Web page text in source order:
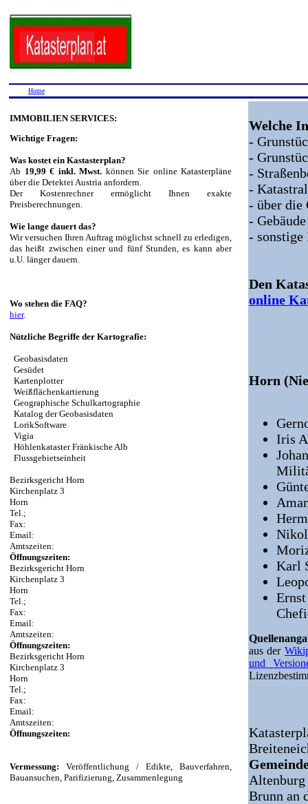
Home
IMMOBILIEN SERVICES:
Wichtige Fragen:
Was kostet ein Kastasterplan?
Ab 19,99 € inkl. Mwst. können Sie online Katasterpläne
über die Detektei Austria anfordern.
Der Kostenrechner ermöglicht Ihnen exakte
Preisberechnungen.
Wie lange dauert das?
Wir versuchen Ihren Auftrag möglichst schnell zu erledigen,
das heißt zwischen einer und fünf Stunden, es kann aber
u.U. länger dauern.
Wo stehen die FAQ?
hier.
Nützliche Begriffe der Kartografie:
Geobasisdaten
Gesüdet
Kartenplotter
Weißflächenkartierung
Geographische Schulkartographie
Katalog der Geobasisdaten
LorikSoftware
Vigia
Höhlenkataster Fränkische Alb
Flussgebietseinheit
Bezirksgericht Horn
Kirchenplatz 3
Horn
Tel.;
Fax:
Email:
Amtszeiten:
Öffnungszeiten:
Bezirksgericht Horn
Kirchenplatz 3
Horn
Tel.;
Fax:
Email:
Amtszeiten:
Öffnungszeiten:
Bezirksgericht Horn
Kirchenplatz 3
Horn
Tel.;
Fax:
Email:
Amtszeiten:
Öffnungszeiten:
Vermessung: Veröffentlichung / Edikte, Bauverfahren,
Bauansuchen, Parifizierung, Zusammenlegung
Welche
-
-
-
-
- über die
- Gebäude
-
Den
online
Horn
Iris
Karl
aus der
und
Altenburg
Brunn an